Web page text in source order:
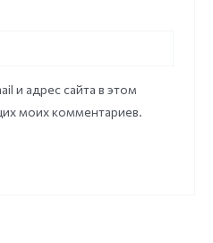
и адрес сайта в этом
моих комментариев.